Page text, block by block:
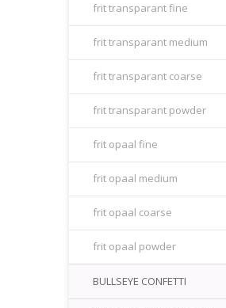
frit transparant fine
frit transparant medium
frit transparant coarse
frit transparant powder
frit opaal fine
frit opaal medium
frit opaal coarse
frit opaal powder
BULLSEYE CONFETTI